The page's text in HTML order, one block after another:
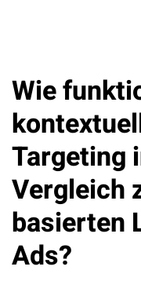
Wie
Targeting
Vergleich
basierten
Ads?